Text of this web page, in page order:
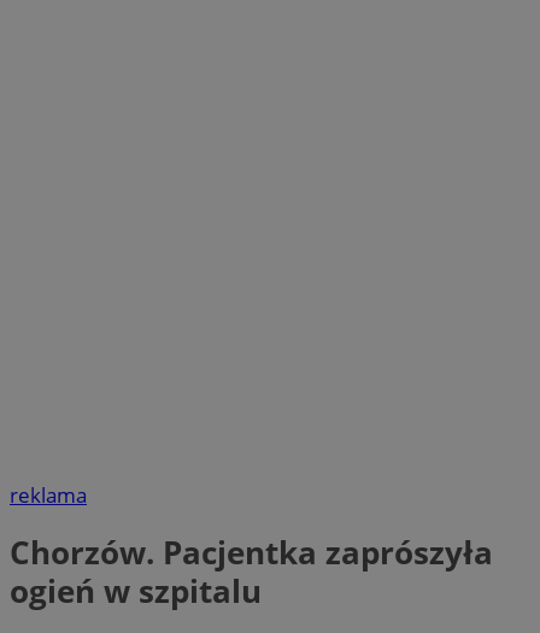
reklama
Chorzów. Pacjentka zaprószyła
ogień w szpitalu